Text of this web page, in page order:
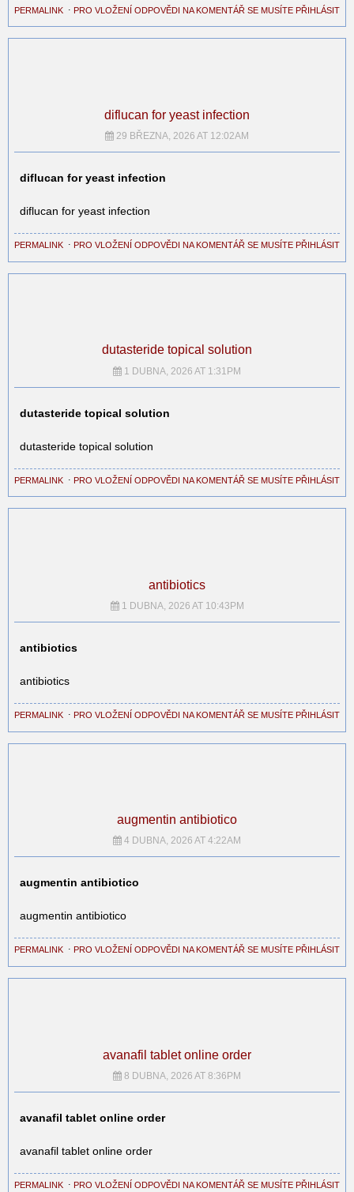
PERMALINK ⋅ PRO VLOŽENÍ ODPOVĚDI NA KOMENTÁŘ SE MUSÍTE PŘIHLÁSIT
diflucan for yeast infection
29 BŘEZNA, 2026 AT 12:02AM
diflucan for yeast infection
diflucan for yeast infection
PERMALINK ⋅ PRO VLOŽENÍ ODPOVĚDI NA KOMENTÁŘ SE MUSÍTE PŘIHLÁSIT
dutasteride topical solution
1 DUBNA, 2026 AT 1:31PM
dutasteride topical solution
dutasteride topical solution
PERMALINK ⋅ PRO VLOŽENÍ ODPOVĚDI NA KOMENTÁŘ SE MUSÍTE PŘIHLÁSIT
antibiotics
1 DUBNA, 2026 AT 10:43PM
antibiotics
antibiotics
PERMALINK ⋅ PRO VLOŽENÍ ODPOVĚDI NA KOMENTÁŘ SE MUSÍTE PŘIHLÁSIT
augmentin antibiotico
4 DUBNA, 2026 AT 4:22AM
augmentin antibiotico
augmentin antibiotico
PERMALINK ⋅ PRO VLOŽENÍ ODPOVĚDI NA KOMENTÁŘ SE MUSÍTE PŘIHLÁSIT
avanafil tablet online order
8 DUBNA, 2026 AT 8:36PM
avanafil tablet online order
avanafil tablet online order
PERMALINK ⋅ PRO VLOŽENÍ ODPOVĚDI NA KOMENTÁŘ SE MUSÍTE PŘIHLÁSIT